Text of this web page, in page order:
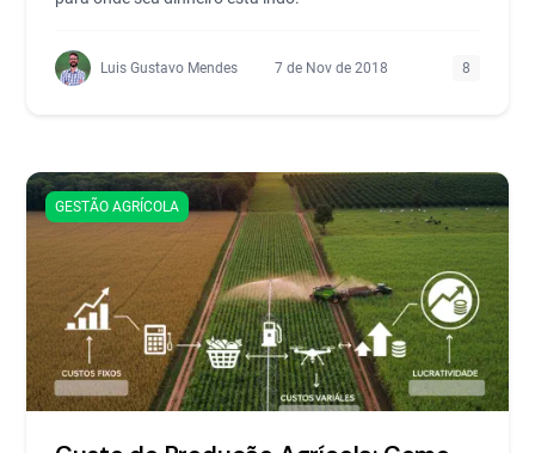
Luis Gustavo Mendes 7 de Nov de 2018 8
GESTÃO AGRÍCOLA